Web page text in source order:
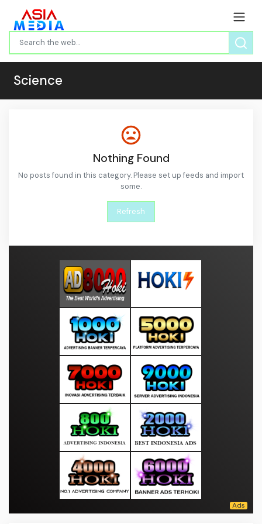
Science
Nothing Found
No posts found in this category. Please set up feeds and import
some.
Refresh